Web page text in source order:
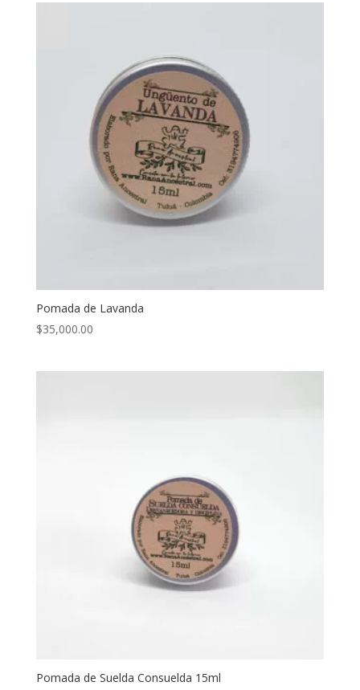
Pomada de Lavanda
$35,000.00
Pomada de Suelda Consuelda 15ml